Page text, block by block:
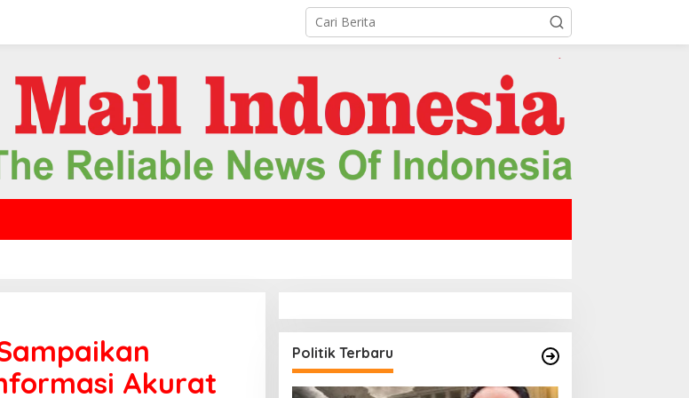
Akurat
Politik Terbaru